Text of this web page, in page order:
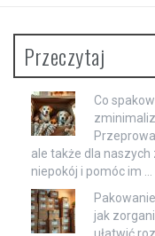
Przeczytaj
Co
ale także dla
niepokój i pomóc im …
jak